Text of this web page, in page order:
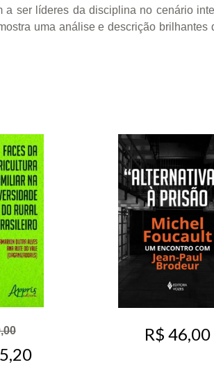
ser líderes da disciplina no cenário
uma análise e descrição brilhantes
R$ 46,00